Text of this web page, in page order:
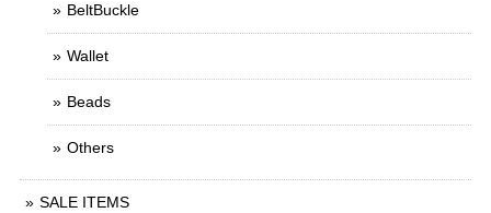
BeltBuckle
Wallet
Beads
Others
SALE ITEMS